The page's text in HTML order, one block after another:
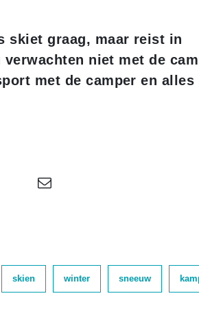
skiet graag, maar reist in
niet met de
met de camper en
skien winter sneeuw